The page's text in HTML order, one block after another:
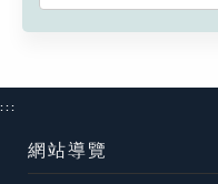
:::
網站導覽